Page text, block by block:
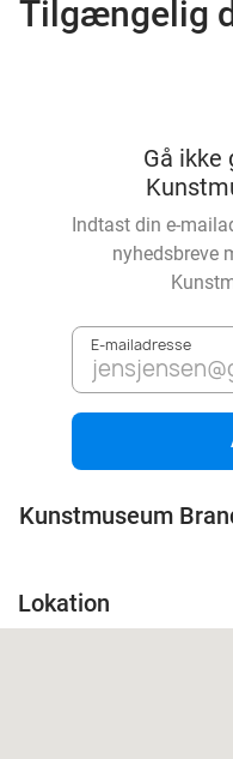
Tilgængelig
Gå ikke
Indtast din e-
nyhedsbreve
E-mailadresse
Kunstmuseum
Lokation